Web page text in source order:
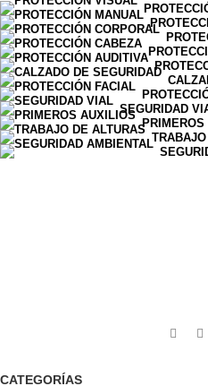
SEGURIDAD
CATEGORÍAS